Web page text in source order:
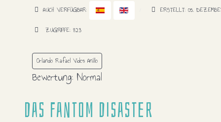
AUCH VERFÜGBAR:
ERSTELLT: 05.
ZUGRIFFE: 823
Orlando Rafael Vides Anillo
Bewertung: Normal
Das Fantom Disaster